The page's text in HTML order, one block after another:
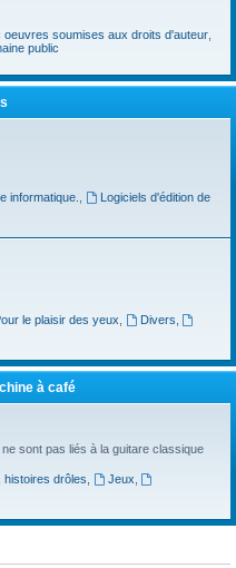
soumises aux droits d'auteur,
public
informatique.
Logiciels d'édition de
le plaisir des yeux Divers
à café
sont pas liés à la guitare classique
histoires drôles Jeux